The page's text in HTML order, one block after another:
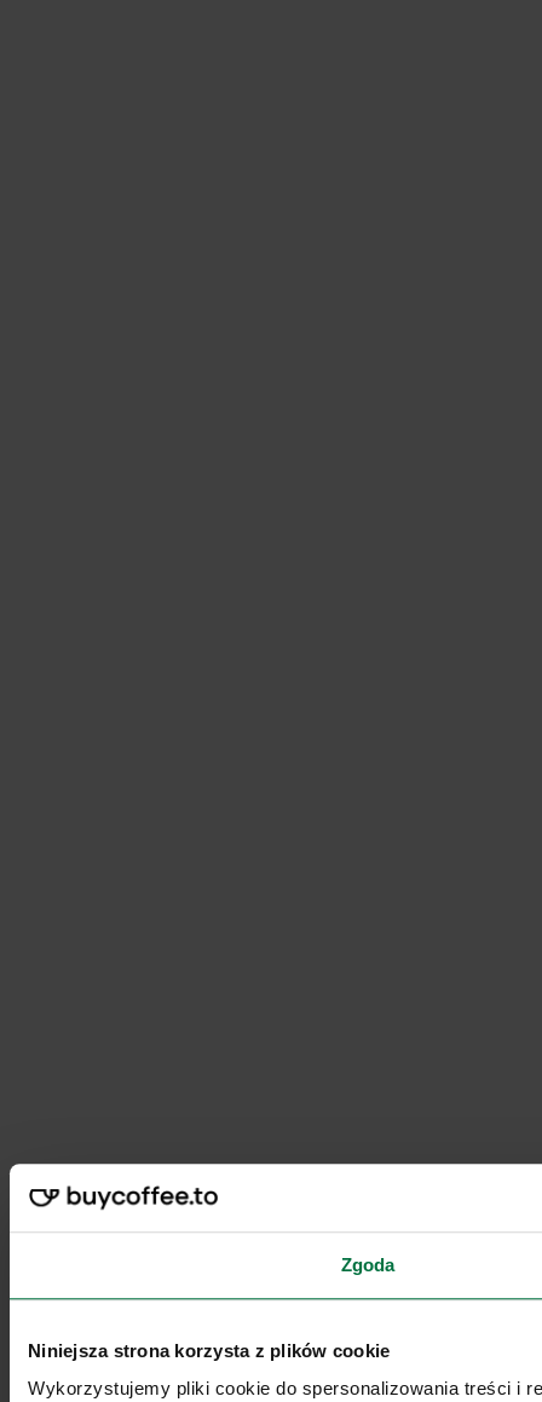
Zgoda
Niniejsza strona korzysta z plików cookie
Wykorzystujemy pliki cookie do spersonalizowania treści i